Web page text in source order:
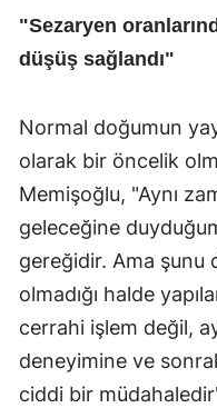
"Sezaryen
düşüş sağlandı"
Normal doğumun
olarak bir öncelik
Memişoğlu, "Aynı
geleceğine
gereğidir. Ama şunu
olmadığı halde
cerrahi işlem değil,
deneyimine ve
ciddi bir